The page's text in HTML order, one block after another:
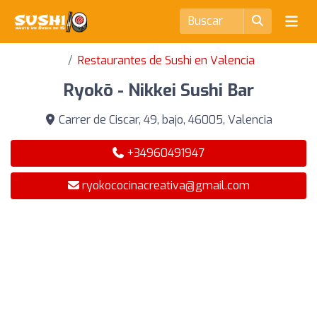
Restaurantes de Sushi en Valencia
Ryokō - Nikkei Sushi Bar
Carrer de Ciscar, 49, bajo, 46005, Valencia
+34960491947
ryokococinacreativa@gmail.com